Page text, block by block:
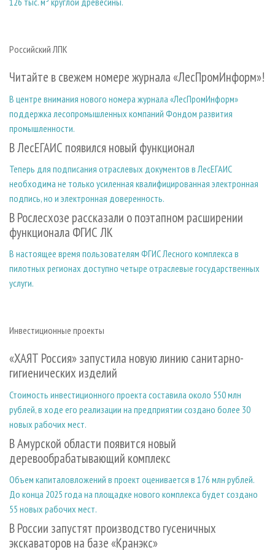
Российский ЛПК
Читайте в свежем номере журнала «ЛесПромИнформ»!
В центре внимания нового номера журнала «ЛесПромИнформ»
поддержка лесопромышленных компаний Фондом развития
промышленности.
В ЛесЕГАИС появился новый функционал
Теперь для подписания отраслевых документов в ЛесЕГАИС
необходима не только усиленная квалифицированная электронная
подпись, но и электронная доверенность.
В Рослесхозе рассказали о поэтапном расширении
функционала ФГИС ЛК
В настоящее время пользователям ФГИС Лесного комплекса в
пилотных регионах доступно четыре отраслевые государственных
услуги.
Инвестиционные проекты
«ХАЯТ Россия» запустила новую линию санитарно-
гигиенических изделий
Стоимость инвестиционного проекта составила около 550 млн
рублей, в ходе его реализации на предприятии создано более 30
новых рабочих мест.
В Амурской области появится новый
деревообрабатывающий комплекс
Объем капиталовложений в проект оценивается в 176 млн рублей.
До конца 2025 года на площадке нового комплекса будет создано
55 новых рабочих мест.
В России запустят производство гусеничных
экскаваторов на базе «Кранэкс»